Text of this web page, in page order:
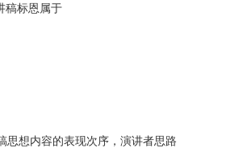
稿标恩属于
想内容的表现次序，演讲者思路